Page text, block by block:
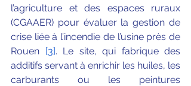
l’agriculture et des espaces ruraux
(CGAAER) pour évaluer la gestion de
crise liée à l’incendie de l’usine près de
Rouen [3]. Le site, qui fabrique des
additifs servant à enrichir les huiles, les
carburants ou les peintures